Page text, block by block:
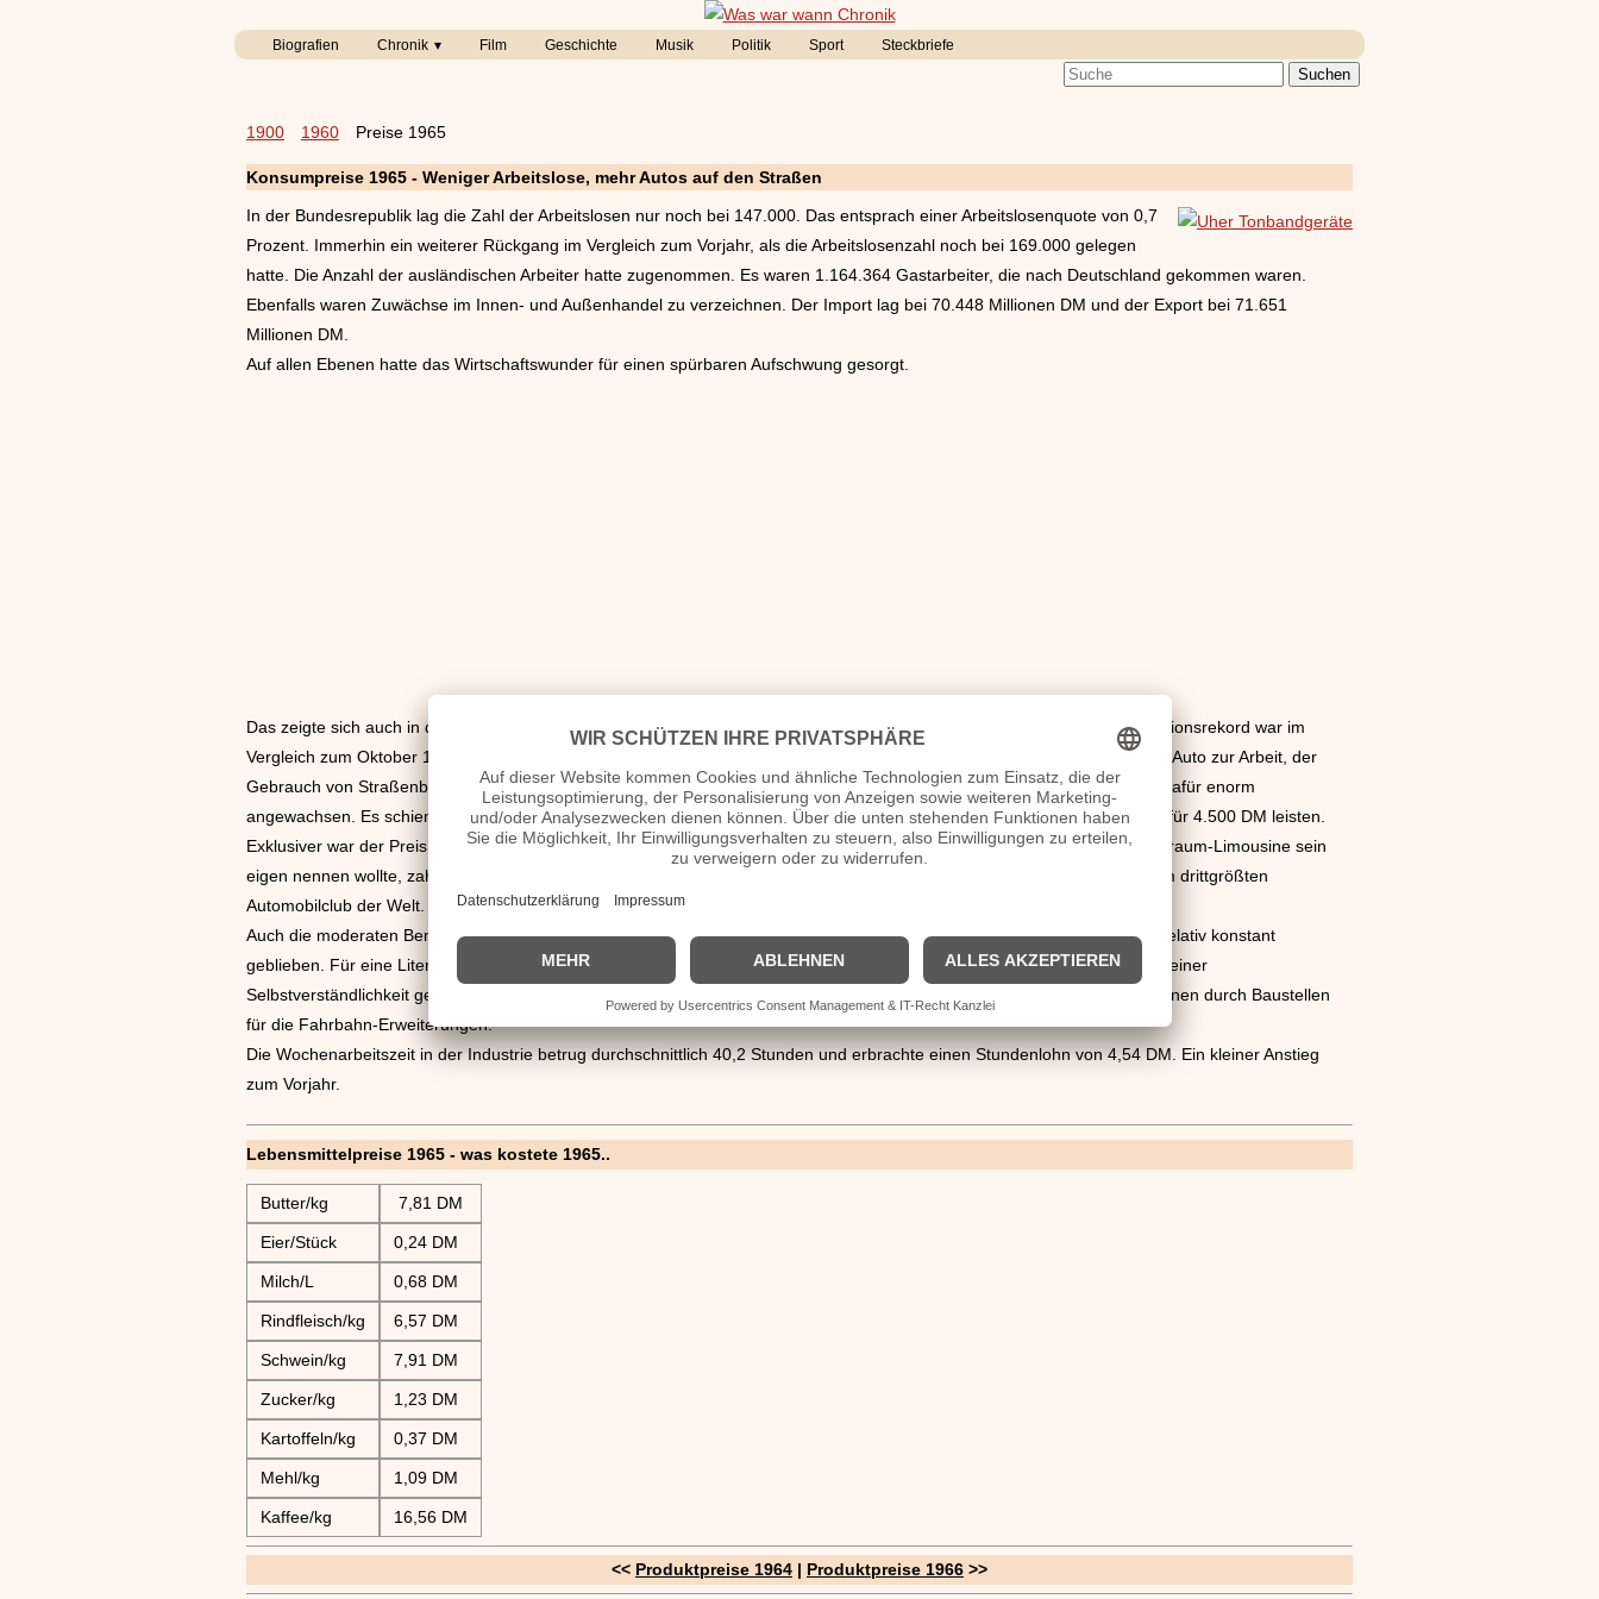
Biografien Chronik Film Geschichte Musik Politik Sport Steckbriefe
1900 1960 Preise 1965
Konsumpreise 1965 - Weniger Arbeitslose, mehr Autos auf den Straßen
In der Bundesrepublik lag die Zahl der Arbeitslosen nur noch bei 147.000. Das entsprach einer Arbeitslosenquote von 0,7
Prozent. Immerhin ein weiterer Rückgang im Vergleich zum Vorjahr, als die Arbeitslosenzahl noch bei 169.000 gelegen
hatte. Die Anzahl der ausländischen Arbeiter hatte zugenommen. Es waren 1.164.364 Gastarbeiter, die nach Deutschland gekommen waren.
Ebenfalls waren Zuwächse im Innen- und Außenhandel zu verzeichnen. Der Import lag bei 70.448 Millionen DM und der Export bei 71.651
Millionen DM.
Auf allen Ebenen hatte das Wirtschaftswunder für einen spürbaren Aufschwung gesorgt.
Das zeigte sich auch in der Automobil-Industrie. Inzwischen waren in Deutschland 8.630.200 PkW zugelassen. Der Produktionsrekord war im
Vergleich zum Oktober 1964 um 7.000 Fahrzeuge übertroffen worden. Viele Deutsche fuhren mittlerweile mit dem eigenen Auto zur Arbeit, der
Gebrauch von Straßenbahnen und Bussen wurde dadurch eingeschränkt. Das Verkehrsaufkommen auf den Straßen war dafür enorm
angewachsen. Es schien für bereits unüberschaubar. Für den normalen Gebrauch konnte man sich bereits einen Fiat 600 für 4.500 DM leisten.
Exklusiver war der Preis für einen Porsche 911. Für den musste man 22.000 DM berappen. Und wer eine geräumige Großraum-Limousine sein
eigen nennen wollte, zahlte 57.000 D. Der ADAC konnte seinem 1-millionsten Mitglied gratulieren und avancierte damit zum drittgrößten
Automobilclub der Welt.
Auch die moderaten Benzinpreise trugen dazu bei, dass die Menschen leichter ins eigene Auto stiegen. Die Preise waren relativ konstant
geblieben. Für eine Liter Benzin mussten 0,58 DM und für einen Liter Diesel 0,45 DM gezahlt werden. Die Mobilität war zu einer
Selbstverständlichkeit geworden. Eingeschränkt wurde sie lediglich durch die Behinderungen auf den Straßen und Autobahnen durch Baustellen
für die Fahrbahn-Erweiterungen.
Die Wochenarbeitszeit in der Industrie betrug durchschnittlich 40,2 Stunden und erbrachte einen Stundenlohn von 4,54 DM. Ein kleiner Anstieg
zum Vorjahr.
Lebensmittelpreise 1965 - was kostete 1965..
Butter/kg 7,81 DM
Eier/Stück 0,24 DM
Milch/L 0,68 DM
Rindfleisch/kg 6,57 DM
Schwein/kg 7,91 DM
Zucker/kg 1,23 DM
Kartoffeln/kg 0,37 DM
Mehl/kg 1,09 DM
Kaffee/kg 16,56 DM
<< Produktpreise 1964 | Produktpreise 1966 >>